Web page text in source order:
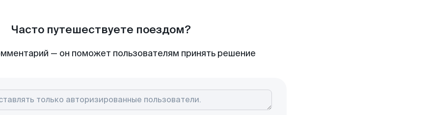
Часто путешествуете поездом?
— он поможет пользователям принять решение